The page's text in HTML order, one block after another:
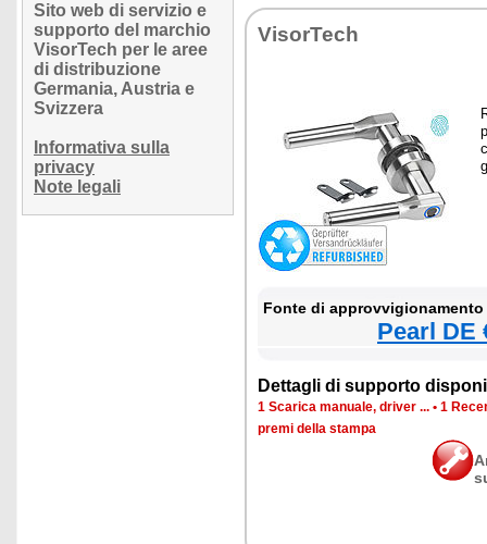
Sito web di servizio e
supporto del marchio
VisorTech per le aree
di distribuzione
Germania, Austria e
Svizzera
Informativa sulla
privacy
Note legali
VisorTech
Fonte di
Pearl DE
Dettagli di supporto
1 Scarica manuale, driver ... • 1
premi della stampa